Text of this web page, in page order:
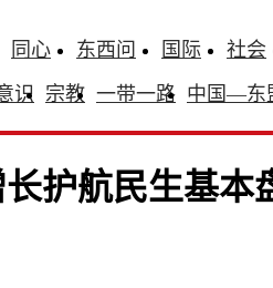
同心 东西问 国际 社会
识 宗教 一带一路 中国—东
长护航民生基本